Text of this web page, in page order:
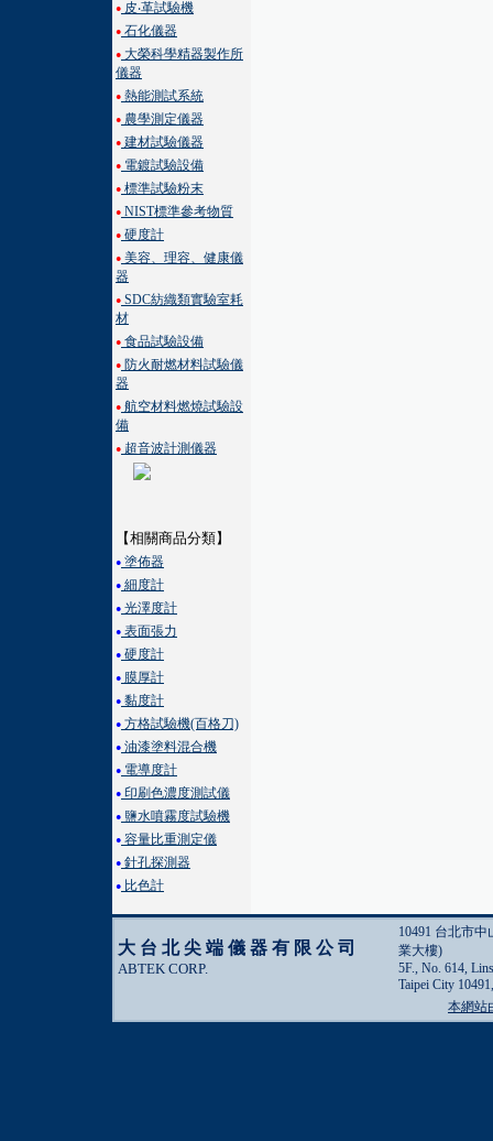
● 皮‧革試驗機
● 石化儀器
● 大榮科學精器製作所
儀器
● 熱能測試系統
● 農學測定儀器
● 建材試驗儀器
● 電鍍試驗設備
● 標準試驗粉末
● NIST標準參考物質
● 硬度計
● 美容、理容、健康儀
器
● SDC紡織類實驗室耗
材
● 食品試驗設備
● 防火耐燃材料試驗儀
器
● 航空材料燃燒試驗設
備
● 超音波計測儀器
【相關商品分類】
● 塗佈器
● 細度計
● 光澤度計
● 表面張力
● 硬度計
● 膜厚計
● 黏度計
● 方格試驗機(百格刀)
● 油漆塗料混合機
● 電導度計
● 印刷色濃度測試儀
● 鹽水噴霧度試驗機
● 容量比重測定儀
● 針孔探測器
● 比色計
大台北尖端儀器有限公司
ABTEK CORP.
10491 台北市
業大樓)
5F., No. 614,
Taipei City
本網站